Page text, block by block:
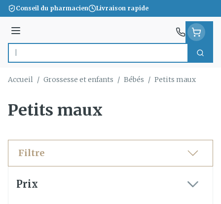
Aller au contenu
Conseil du pharmacien Livraison rapide
Menu
Rechercher
Accueil / Grossesse et enfants / Bébés / Petits maux
Petits maux
Filtre
Prix